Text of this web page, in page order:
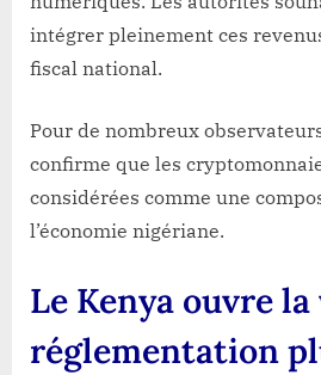
intégrer pleinement ces
fiscal national.
Pour de nombreux
confirme que les
considérées comme une
l’économie nigériane.
Le Kenya ouvre
réglementation